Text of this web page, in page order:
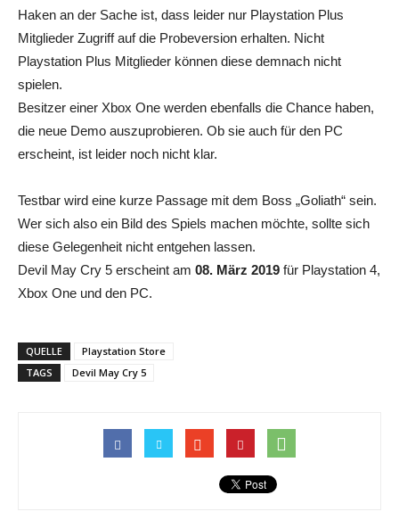
Haken an der Sache ist, dass leider nur Playstation Plus
Mitglieder Zugriff auf die Probeversion erhalten. Nicht
Playstation Plus Mitglieder können diese demnach nicht
spielen.
Besitzer einer Xbox One werden ebenfalls die Chance haben,
die neue Demo auszuprobieren. Ob sie auch für den PC
erscheint, ist leider noch nicht klar.
Testbar wird eine kurze Passage mit dem Boss „Goliath“ sein.
Wer sich also ein Bild des Spiels machen möchte, sollte sich
diese Gelegenheit nicht entgehen lassen.
Devil May Cry 5 erscheint am 08. März 2019 für Playstation 4,
Xbox One und den PC.
QUELLE
Playstation Store
TAGS
Devil May Cry 5